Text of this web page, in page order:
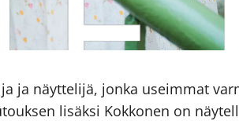
ja näyttelijä, jonka useimmat
lisäksi Kokkonen on